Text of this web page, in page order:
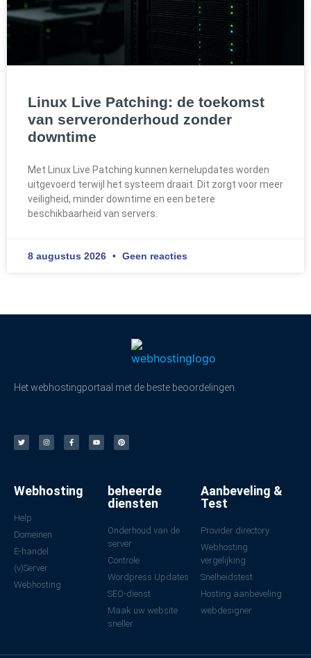
Linux Live Patching: de toekomst
van serveronderhoud zonder
downtime
Met Linux Live Patching kunnen kernelupdates worden
uitgevoerd terwijl het systeem draait. Dit zorgt voor meer
veiligheid, minder downtime en een betere
beschikbaarheid van servers.
8 augustus 2026 Geen reacties
Het webhostingportaal met de beste beoordelingen.
Webhosting
Help
Domeinen
E-handel
(v)Server
Webhosting
beheerde
diensten
Onderhoud van de
server
Controle
Wordpress Updates
SEO-dienst
Maak uw website
sneller
Aanbeveling &
Test
Provider directory
Webhosting
vergelijking
Snelheidstest
Hosting aanbeveling
webdesigner